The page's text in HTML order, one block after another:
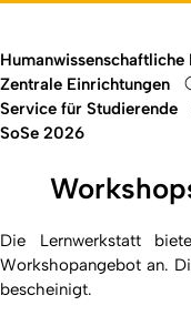
Humanwissenschaftliche
Zentrale Einrichtungen
Service für Studierende
SoSe 2026
Die Lernwerkstatt
Workshopangebot an.
bescheinigt.